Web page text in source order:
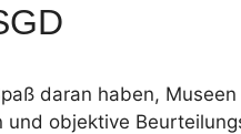
daran haben,
objektive